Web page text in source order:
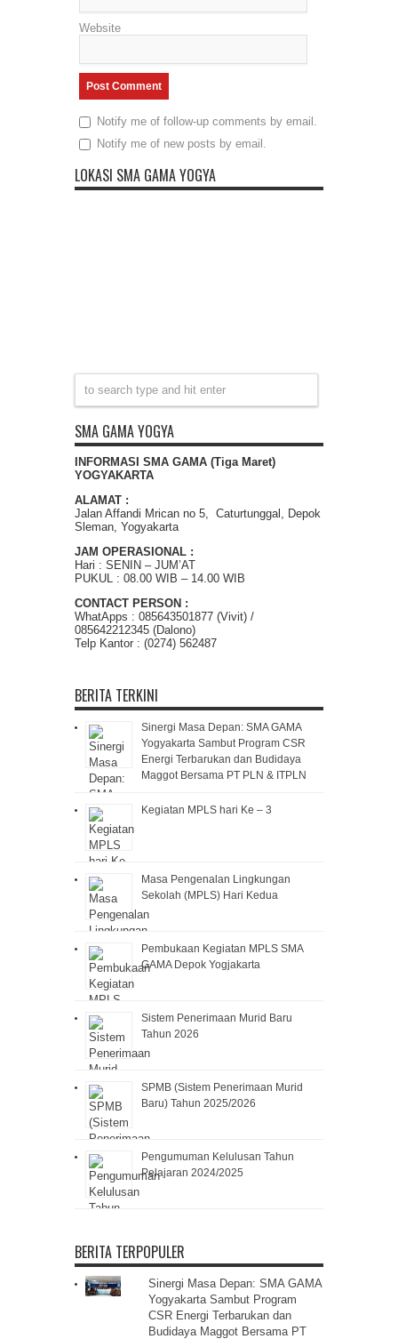
Website
Notify me of follow-up comments by email.
Notify me of new posts by email.
LOKASI SMA GAMA YOGYA
SMA GAMA YOGYA
INFORMASI SMA GAMA (Tiga Maret)
YOGYAKARTA
ALAMAT :
Jalan Affandi Mrican no 5, Caturtunggal, Depok
Sleman, Yogyakarta
JAM OPERASIONAL :
Hari : SENIN – JUM’AT
PUKUL : 08.00 WIB – 14.00 WIB
CONTACT PERSON :
WhatApps : 085643501877 (Vivit) /
085642212345 (Dalono)
Telp Kantor : (0274) 562487
BERITA TERKINI
Sinergi Masa Depan: SMA GAMA
Yogyakarta Sambut Program CSR
Energi Terbarukan dan Budidaya
Maggot Bersama PT PLN & ITPLN
Kegiatan MPLS hari Ke – 3
Masa Pengenalan Lingkungan
Sekolah (MPLS) Hari Kedua
Pembukaan Kegiatan MPLS SMA
GAMA Depok Yogjakarta
Sistem Penerimaan Murid Baru
Tahun 2026
SPMB (Sistem Penerimaan Murid
Baru) Tahun 2025/2026
Pengumuman Kelulusan Tahun
Pelajaran 2024/2025
BERITA TERPOPULER
Sinergi Masa Depan: SMA GAMA
Yogyakarta Sambut Program
CSR Energi Terbarukan dan
Budidaya Maggot Bersama PT